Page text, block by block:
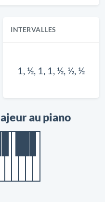
INTERVALLES
1, ½, 1, 1, ½, ½, ½
au piano